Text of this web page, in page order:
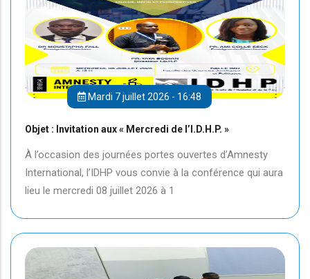
Mardi 7 juillet 2026 - 16:48
Objet : Invitation aux « Mercredi de l’I.D.H.P. »
À l’occasion des journées portes ouvertes d’Amnesty
International, l’IDHP vous convie à la conférence qui aura
lieu le mercredi 08 juillet 2026 à 1